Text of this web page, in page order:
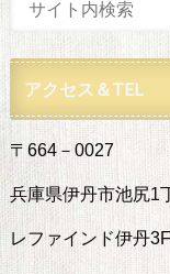
アクセス＆TEL
〒664－0027
兵庫県伊丹市池尻1
レファインド伊丹3F